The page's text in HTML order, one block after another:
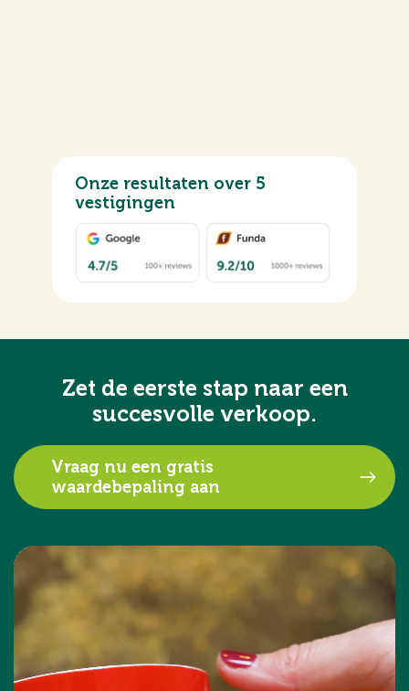
Onze resultaten over 5
vestigingen
Zet de eerste stap naar een
succesvolle verkoop.
Vraag nu een gratis
waardebepaling aan